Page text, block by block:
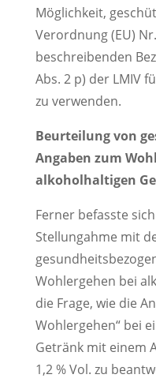
Möglichkeit,
Verordnung (EU)
beschreibenden
Abs. 2 p) der LMIV
zu verwenden.
Beurteilung von
Angaben zum
alkoholhaltigen
Ferner befasste
Stellungahme mit
Wohlergehen bei
die Frage, wie die
Wohlergehen“ bei
Getränk mit einem
1,2 % Vol. zu